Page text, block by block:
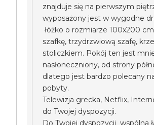
znajduje się na pierwszym
wyposażony jest w wygodne
łóżko o rozmiarze 100x200
szafkę, trzydrzwiową szafę,
stoliczkiem. Pokój ten jest
nasłoneczniony, od strony
dlatego jest bardzo polecany
pobyty.
Telewizja grecka, Netflix,
do Twojej dyspozycji.
Do Twojej dyspozycji wspólna